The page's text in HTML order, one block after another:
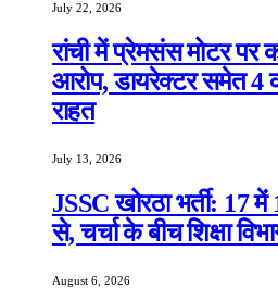
July 22, 2026
रांची में प्रेमसंस मोटर पर
आरोप, डायरेक्टर समेत 4
राहत
July 13, 2026
JSSC खोरठा भर्ती: 17 में
से, चर्चा के बीच शिक्षा
August 6, 2026